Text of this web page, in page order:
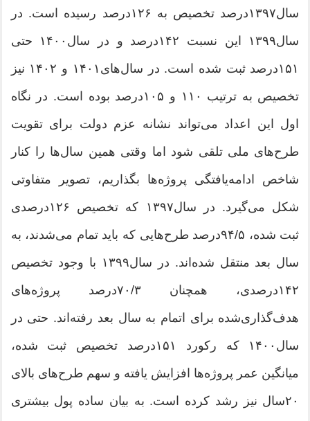
سال۱۳۹۷‌درصد تخصیص به ۱۲۶‌درصد رسیده است. در
سال۱۳۹۹ این نسبت ۱۴۲‌درصد و در سال۱۴۰۰ حتی
۱۵۱‌درصد ثبت شده است. در سال‌های۱۴۰۱ و ۱۴۰۲ نیز
تخصیص به ترتیب ۱۱۰ و ۱۰۵‌درصد بوده است. در نگاه
اول این اعداد می‌تواند نشانه عزم دولت برای تقویت
طرح‌های ملی تلقی شود اما وقتی همین سال‌ها را کنار
شاخص ادامه‌یافتگی پروژه‌ها بگذاریم، تصویر متفاوتی
شکل می‌گیرد. در سال۱۳۹۷ که تخصیص ۱۲۶‌درصدی
ثبت شده، ۵/‏۹۴‌درصد طرح‌هایی که باید تمام می‌شدند، به
سال بعد منتقل شده‌اند. در سال۱۳۹۹ با وجود تخصیص
۱۴۲درصدی، همچنان ۳/‏۷۰‌درصد پروژه‌های
هدف‌گذاری‌شده برای اتمام به سال بعد رفته‌اند. حتی در
سال۱۴۰۰ که رکورد ۱۵۱‌درصد تخصیص ثبت شده،
میانگین عمر پروژه‌ها افزایش یافته و سهم طرح‌های بالای
۲۰سال نیز رشد کرده است. به بیان ساده پول بیشتری